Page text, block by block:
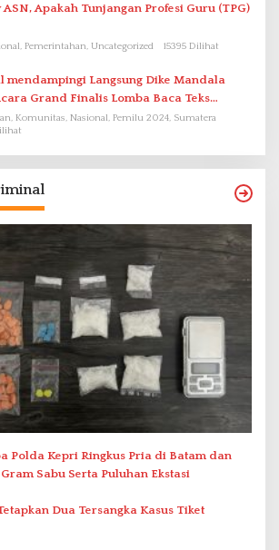
ASN, Apakah Tunjangan Profesi Guru (TPG)
Pemerintahan, Uncategorized 15395 Dilihat
Grand Finalis Lomba Baca Teks
Bung Karno di Bali
Komunitas, Nasional, Pemilu 2024, Sumatera
Polda Kepri Ringkus Pria di Batam dan
Sabu Serta Puluhan Ekstasi
Dua Tersangka Kasus Tiket